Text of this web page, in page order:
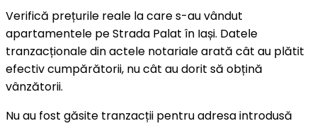
Verifică prețurile reale la care s-au vândut
apartamentele pe Strada Palat în Iași. Datele
tranzacționale din actele notariale arată cât au plătit
efectiv cumpărătorii, nu cât au dorit să obțină
vânzătorii.
Nu au fost găsite tranzacții pentru adresa introdusă